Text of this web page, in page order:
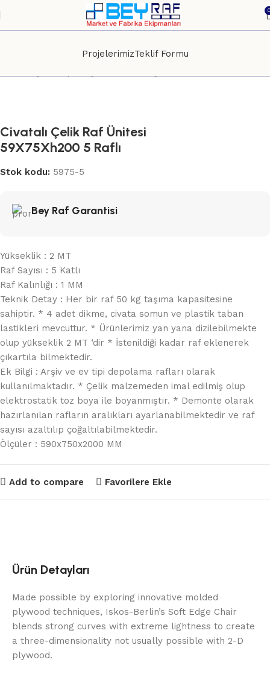
ProjelerimizTeklif Formu
Civatalı Çelik Raf Ünitesi
59X75Xh200 5 Raflı
Stok kodu: 5975-5
Bey Raf Garantisi
Yükseklik : 2 MT
Raf Sayısı : 5 Katlı
Raf Kalınlığı : 1 MM
Teknik Detay : Her bir raf 50 kg taşıma kapasitesine
sahiptir. * 4 adet dikme, civata somun ve plastik taban
lastikleri mevcuttur. * Ürünlerimiz yan yana dizilebilmekte
olup yükseklik 2 MT ‘dir * İstenildiği kadar raf eklenerek
çıkartıla bilmektedir.
Ek Bilgi : Arşiv ve ev tipi depolama rafları olarak
kullanılmaktadır. * Çelik malzemeden imal edilmiş olup
elektrostatik toz boya ile boyanmıştır. * Demonte olarak
hazırlanılan rafların aralıkları ayarlanabilmektedir ve raf
sayısı azaltılıp çoğaltılabilmektedir.
Ölçüler : 590x750x2000 MM
Add to compare Favorilere Ekle
Ürün Detayları
Made possible by exploring innovative molded
plywood techniques, Iskos-Berlin’s Soft Edge Chair
blends strong curves with extreme lightness to create
a three-dimensionality not usually possible with 2-D
plywood.